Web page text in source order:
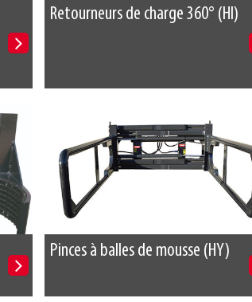
Retourneurs de charge 360° (HI)
Pinces à balles de mousse (HY)